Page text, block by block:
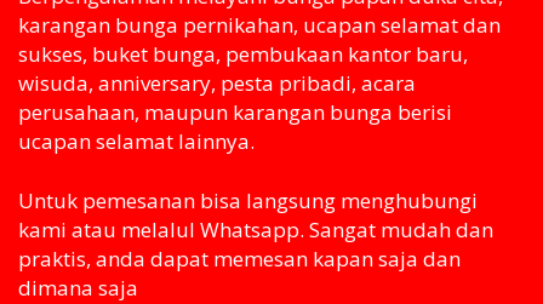
karangan bunga pernikahan, ucapan selamat dan
sukses, buket bunga, pembukaan kantor baru,
wisuda, anniversary, pesta pribadi, acara
perusahaan, maupun karangan bunga berisi
ucapan selamat lainnya.
Untuk pemesanan bisa langsung menghubungi
kami atau melaluI Whatsapp. Sangat mudah dan
praktis, anda dapat memesan kapan saja dan
dimana saja